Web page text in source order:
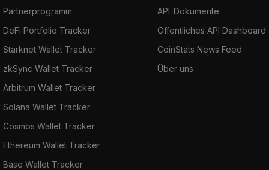
Partnerprogramm
DeFi Portfolio Tracker
Starknet Wallet Tracker
zkSync Wallet Tracker
Arbitrum Wallet Tracker
Solana Wallet Tracker
Cosmos Wallet Tracker
Ethereum Wallet Tracker
Base Wallet Tracker
API-Dokumente
Öffentliches API Dashboard
CoinStats News Feed
Über uns